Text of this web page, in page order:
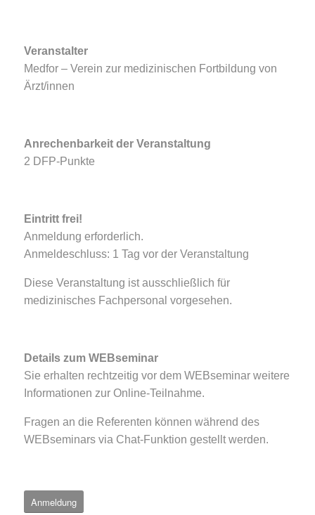
Veranstalter
Medfor – Verein zur medizinischen Fortbildung von
Ärzt/innen
Anrechenbarkeit der Veranstaltung
2 DFP-Punkte
Eintritt frei!
Anmeldung erforderlich.
Anmeldeschluss: 1 Tag vor der Veranstaltung
Diese Veranstaltung ist ausschließlich für
medizinisches Fachpersonal vorgesehen.
Details zum WEBseminar
Sie erhalten rechtzeitig vor dem WEBseminar weitere
Informationen zur Online-Teilnahme.
Fragen an die Referenten können während des
WEBseminars via Chat-Funktion gestellt werden.
Anmeldung